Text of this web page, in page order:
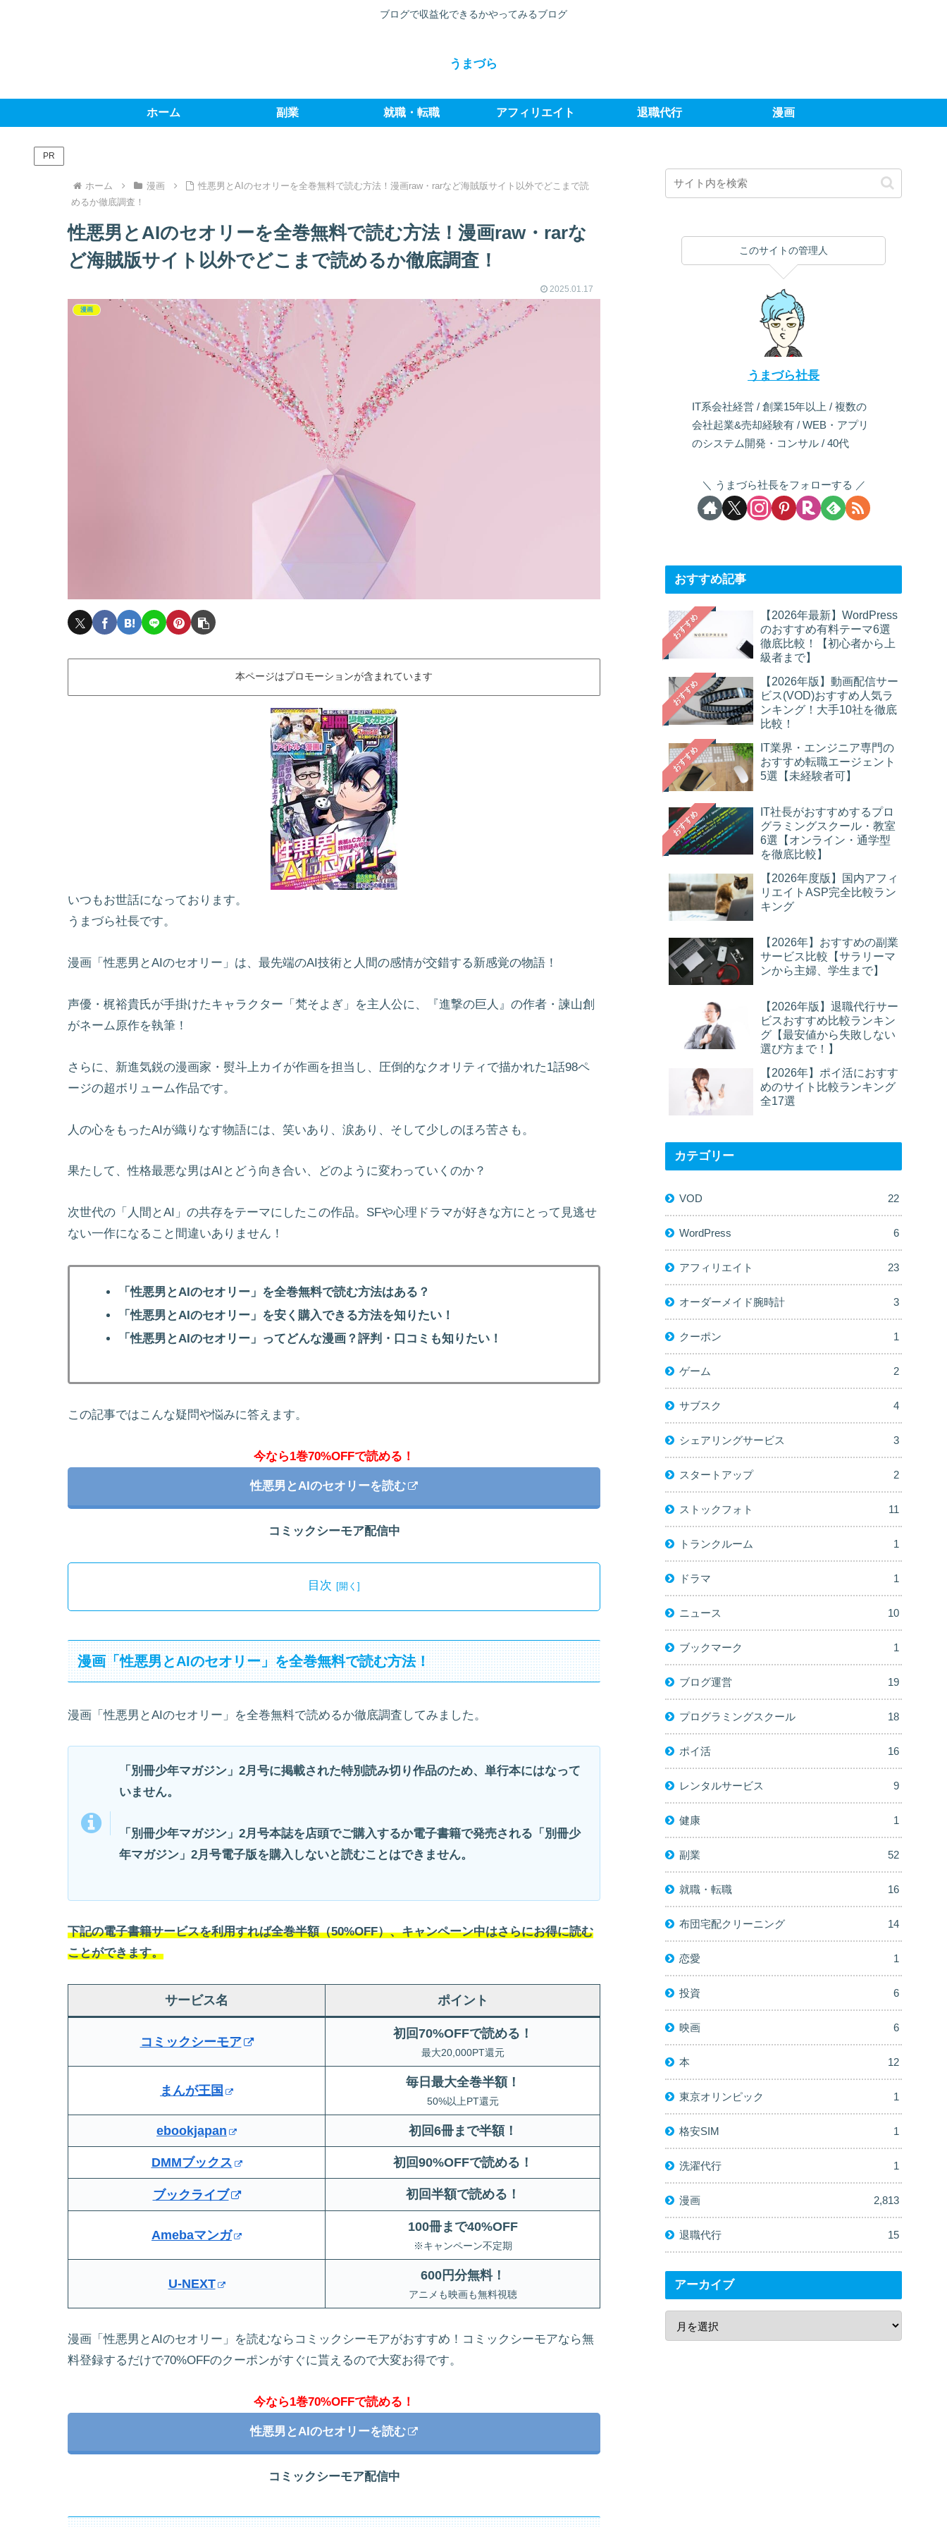
ブログで収益化できるかやってみるブログ
うまづら
ホーム 副業 就職・転職 アフィリエイト 退職代行 漫画
PR
ホーム 漫画
性悪男とAIのセオリーを全巻無料で読む方法！漫画raw・rarなど海賊版サイト以外でどこまで読
めるか徹底調査！
性悪男とAIのセオリーを全巻無料で読む方法！漫画raw・rarな
ど海賊版サイト以外でどこまで読めるか徹底調査！
2025.01.17
漫画
本ページはプロモーションが含まれています
いつもお世話になっております。
うまづら社長です。
漫画「性悪男とAIのセオリー」は、最先端のAI技術と人間の感情が交錯する新感覚の物語！
声優・梶裕貴氏が手掛けたキャラクター「梵そよぎ」を主人公に、『進撃の巨人』の作者・諫山創
がネーム原作を執筆！
さらに、新進気鋭の漫画家・熨斗上カイが作画を担当し、圧倒的なクオリティで描かれた1話98ペ
ージの超ボリューム作品です。
人の心をもったAIが織りなす物語には、笑いあり、涙あり、そして少しのほろ苦さも。
果たして、性格最悪な男はAIとどう向き合い、どのように変わっていくのか？
次世代の「人間とAI」の共存をテーマにしたこの作品。SFや心理ドラマが好きな方にとって見逃せ
ない一作になること間違いありません！
「性悪男とAIのセオリー」を全巻無料で読む方法はある？
「性悪男とAIのセオリー」を安く購入できる方法を知りたい！
「性悪男とAIのセオリー」ってどんな漫画？評判・口コミも知りたい！
この記事ではこんな疑問や悩みに答えます。
今なら1巻70%OFFで読める！
性悪男とAIのセオリーを読む
コミックシーモア配信中
目次
漫画「性悪男とAIのセオリー」を全巻無料で読む方法！
漫画「性悪男とAIのセオリー」を全巻無料で読めるか徹底調査してみました。
「別冊少年マガジン」2月号に掲載された特別読み切り作品のため、単行本にはなって
いません。
「別冊少年マガジン」2月号本誌を店頭でご購入するか電子書籍で発売される「別冊少
年マガジン」2月号電子版を購入しないと読むことはできません。
下記の電子書籍サービスを利用すれば全巻半額（50%OFF）、キャンペーン中はさらにお得に読む
ことができます。
サービス名 ポイント
コミックシーモア
初回70%OFFで読める！
最大20,000PT還元
まんが王国
毎日最大全巻半額！
50%以上PT還元
ebookjapan 初回6冊まで半額！
DMMブックス 初回90%OFFで読める！
ブックライブ 初回半額で読める！
Amebaマンガ
100冊まで40%OFF
※キャンペーン不定期
U-NEXT
600円分無料！
アニメも映画も無料視聴
漫画「性悪男とAIのセオリー」を読むならコミックシーモアがおすすめ！コミックシーモアなら無
料登録するだけで70%OFFのクーポンがすぐに貰えるので大変お得です。
今なら1巻70%OFFで読める！
性悪男とAIのセオリーを読む
コミックシーモア配信中
このサイトの管理人
うまづら社長
IT系会社経営 / 創業15年以上 / 複数の
会社起業&売却経験有 / WEB・アプリ
のシステム開発・コンサル / 40代
うまづら社長をフォローする
おすすめ記事
おすすめ
【2026年最新】WordPress
のおすすめ有料テーマ6選
徹底比較！【初心者から上
級者まで】
おすすめ
【2026年版】動画配信サー
ビス(VOD)おすすめ人気ラ
ンキング！大手10社を徹底
比較！
おすすめ
IT業界・エンジニア専門の
おすすめ転職エージェント
5選【未経験者可】
おすすめ
IT社長がおすすめするプロ
グラミングスクール・教室
6選【オンライン・通学型
を徹底比較】
【2026年度版】国内アフィ
リエイトASP完全比較ラン
キング
【2026年】おすすめの副業
サービス比較【サラリーマ
ンから主婦、学生まで】
【2026年版】退職代行サー
ビスおすすめ比較ランキン
グ【最安値から失敗しない
選び方まで！】
【2026年】ポイ活におすす
めのサイト比較ランキング
全17選
カテゴリー
VOD 22
WordPress 6
アフィリエイト 23
オーダーメイド腕時計 3
クーポン 1
ゲーム 2
サブスク 4
シェアリングサービス 3
スタートアップ 2
ストックフォト 11
トランクルーム 1
ドラマ 1
ニュース 10
ブックマーク 1
ブログ運営 19
プログラミングスクール 18
ポイ活 16
レンタルサービス 9
健康 1
副業 52
就職・転職 16
布団宅配クリーニング 14
恋愛 1
投資 6
映画 6
本 12
東京オリンピック 1
格安SIM 1
洗濯代行 1
漫画 2,813
退職代行 15
アーカイブ